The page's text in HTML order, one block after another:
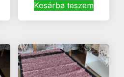
Kosárba teszem